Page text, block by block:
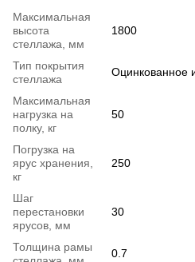
Максимальная
высота
стеллажа, мм
1800
Тип покрытия
стеллажа
Оцинкованное
Максимальная
нагрузка на
полку, кг
50
Погрузка на
ярус хранения,
кг
250
Шаг
перестановки
ярусов, мм
30
Толщина рамы
0.7